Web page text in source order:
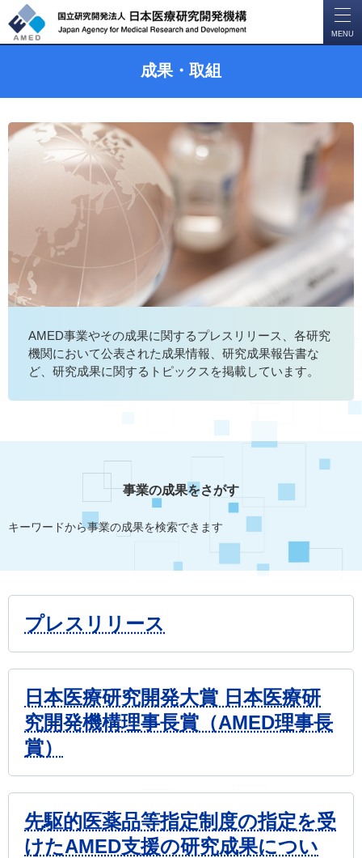
MENU
成果・取組
AMED事業やその成果に関するプレスリリース、各研究
機関において公表された成果情報、研究成果報告書な
ど、研究成果に関するトピックスを掲載しています。
事業の成果をさがす
キーワードから事業の成果を検索できます
プレスリリース
日本医療研究開発大賞 日本医療研
究開発機構理事長賞（AMED理事長
賞）
先駆的医薬品等指定制度の指定を受
けたAMED支援の研究成果につい